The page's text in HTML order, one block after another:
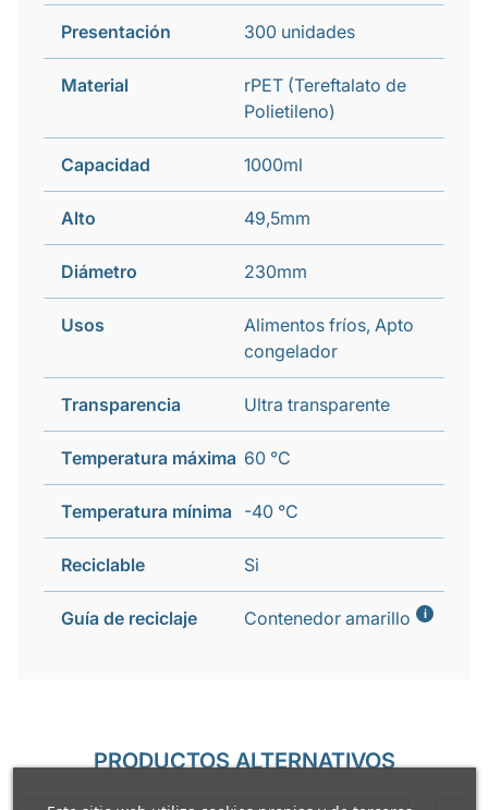
Presentación 300 unidades
Material
rPET (Tereftalato de
Polietileno)
Capacidad 1000ml
Alto 49,5mm
Diámetro 230mm
Usos
Alimentos fríos, Apto
congelador
Transparencia Ultra transparente
Temperatura máxima 60 °C
Temperatura mínima -40 °C
Reciclable Si
Guía de reciclaje Contenedor amarillo i
PRODUCTOS ALTERNATIVOS